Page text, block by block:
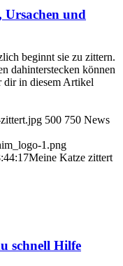
Ursachen und
beginnt sie zu zittern.
dahinterstecken können
dir in diesem Artikel
500 750 News
1.png
Meine Katze zittert
schnell Hilfe